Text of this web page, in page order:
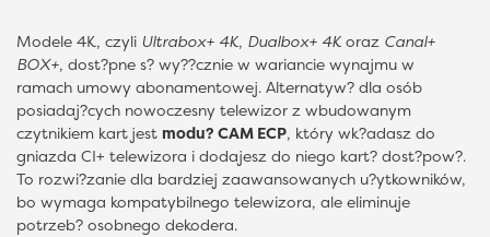
Modele 4K, czyli Ultrabox+ 4K, Dualbox+ 4K oraz Canal+
BOX+, dost?pne s? wy??cznie w wariancie wynajmu w
ramach umowy abonamentowej. Alternatyw? dla osób
posiadaj?cych nowoczesny telewizor z wbudowanym
czytnikiem kart jest modu? CAM ECP, który wk?adasz do
gniazda CI+ telewizora i dodajesz do niego kart? dost?pow?.
To rozwi?zanie dla bardziej zaawansowanych u?ytkowników,
bo wymaga kompatybilnego telewizora, ale eliminuje
potrzeb? osobnego dekodera.